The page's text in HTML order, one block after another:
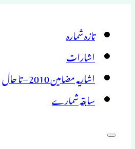
تازہ شمارہ
اشارات
اشاریہ مضامین 2010 – تا حال
سابقہ شمارے